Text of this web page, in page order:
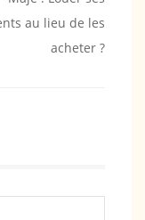
au lieu de les
acheter ?